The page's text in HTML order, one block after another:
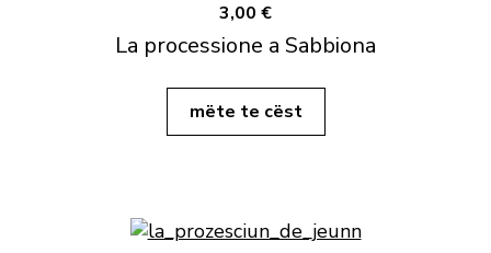
3,00 €
La processione a Sabbiona
mëte te cëst